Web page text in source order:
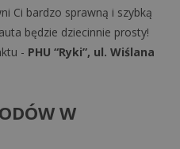
Ci bardzo sprawną i szybką
będzie dziecinnie prosty!
- PHU “Ryki”, ul. Wiślana
W